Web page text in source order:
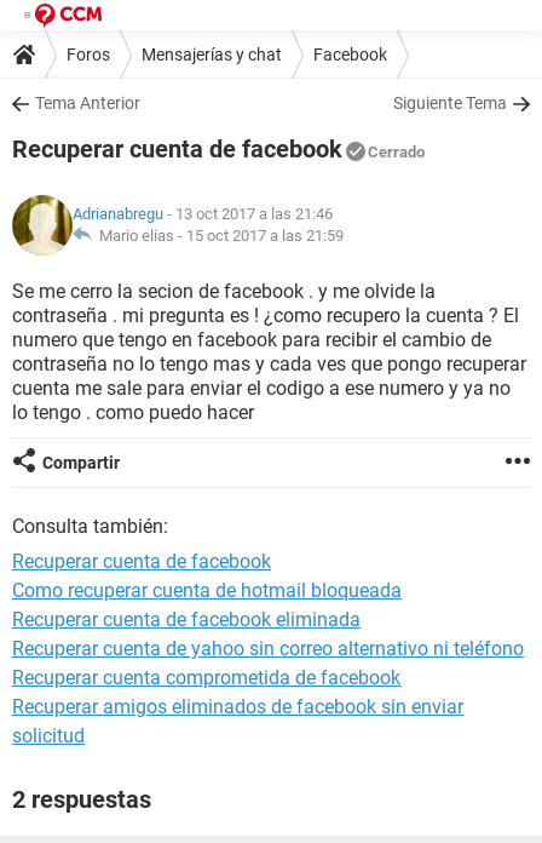
Foros Mensajerías y chat Facebook
Tema Anterior Siguiente Tema
Recuperar cuenta de facebook Cerrado
Adrianabregu - 13 oct 2017 a las 21:46
Mario elias - 15 oct 2017 a las 21:59
Se me cerro la secion de facebook . y me olvide la
contraseña . mi pregunta es ! ¿como recupero la cuenta ? El
numero que tengo en facebook para recibir el cambio de
contraseña no lo tengo mas y cada ves que pongo recuperar
cuenta me sale para enviar el codigo a ese numero y ya no
lo tengo . como puedo hacer
Compartir
Consulta también:
Recuperar cuenta de facebook
Como recuperar cuenta de hotmail bloqueada
Recuperar cuenta de facebook eliminada
Recuperar cuenta de yahoo sin correo alternativo ni teléfono
Recuperar cuenta comprometida de facebook
Recuperar amigos eliminados de facebook sin enviar
solicitud
2 respuestas